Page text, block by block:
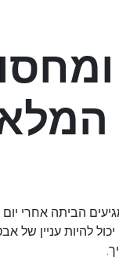
הביתה אחרי
להיות עניין של